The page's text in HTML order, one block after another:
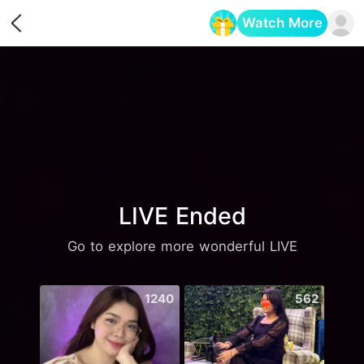
Watch More
LIVE Ended
Go to explore more wonderful LIVE
1240 562